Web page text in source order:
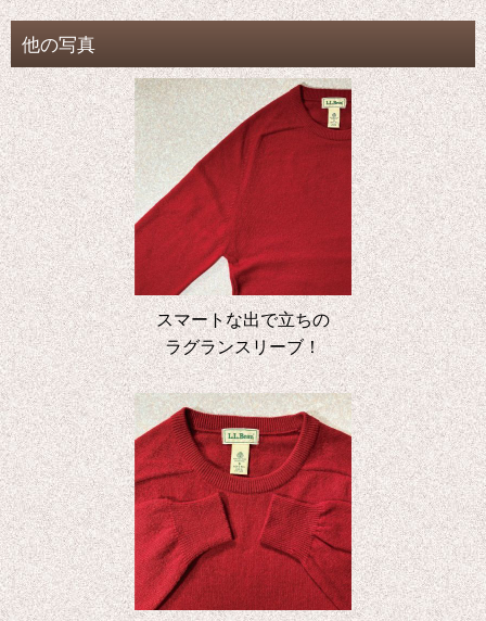
他の写真
スマートな出で立ちの
ラグランスリーブ！